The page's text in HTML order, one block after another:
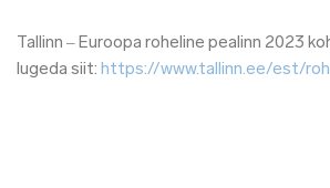
Tallinn ‒ Euroopa roheline pealinn 2023
lugeda siit: https://www.tallinn.ee/est/